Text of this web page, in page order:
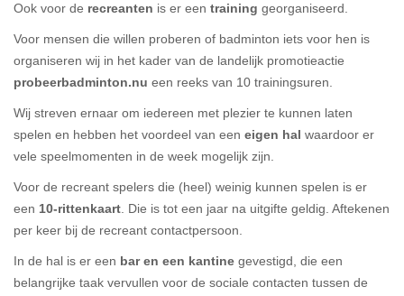
Ook voor de recreanten is er een training georganiseerd.
Voor mensen die willen proberen of badminton iets voor hen is
organiseren wij in het kader van de landelijk promotieactie
probeerbadminton.nu een reeks van 10 trainingsuren.
Wij streven ernaar om iedereen met plezier te kunnen laten
spelen en hebben het voordeel van een eigen hal waardoor er
vele speelmomenten in de week mogelijk zijn.
Voor de recreant spelers die (heel) weinig kunnen spelen is er
een 10-rittenkaart . Die is tot een jaar na uitgifte geldig. Aftekenen
per keer bij de recreant contactpersoon.
In de hal is er een bar en een kantine gevestigd, die een
belangrijke taak vervullen voor de sociale contacten tussen de